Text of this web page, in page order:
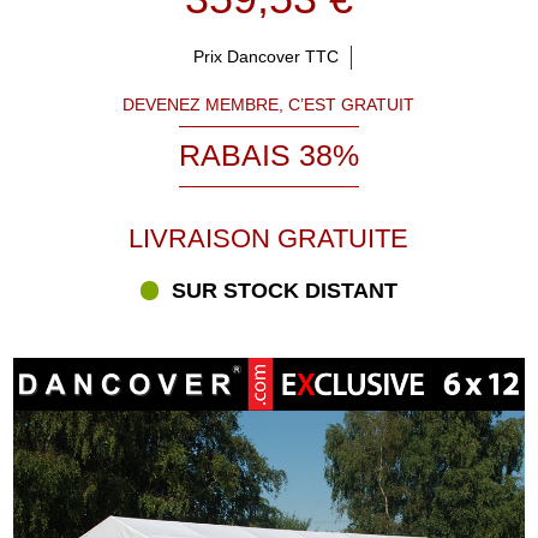
l'intérieur de la tente ne ressentent aucun courant d'air ou air froid
et que la température extérieure est basse, le site Partytent.com
produire une température agréable à l'intérieur de la tente.
Tentes de réception personnalisées
différents modèles et tailles. Elles sont toutes parmi les meilleures,
marché. La grande sélection peut vous permettre de trouver la
tente de réception qui correspond exactement à vos besoins et
et une orientation personnalisée de la part de nos experts de
renom. Nos experts sont à votre disposition pour répondre à toutes
vos questions concernant nos tentes de réception et autres articles
en magasin. Contactez les experts par téléphone, e-mail ou Chat.
Grâce à l'aide personnalisée, vous pouvez toujours obtenir une
réponse ou des conseils lors de la sélection d'une tente de
réception et plus encore. Rendez-vous sur Partytent.com pour
consulter les différentes marques et contactez un expert avant,
Prix Dancover TTC
DEVENEZ MEMBRE, C’EST GRATUIT
RABAIS 38%
LIVRAISON GRATUITE
SUR STOCK DISTANT